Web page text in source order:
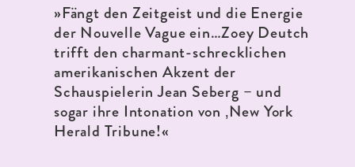
»Fängt den Zeitgeist und die Energie
der Nouvelle Vague ein…Zoey Deutch
trifft den charmant-schrecklichen
amerikanischen Akzent der
Schauspielerin Jean Seberg – und
sogar ihre Intonation von ‚New York
Herald Tribune!«